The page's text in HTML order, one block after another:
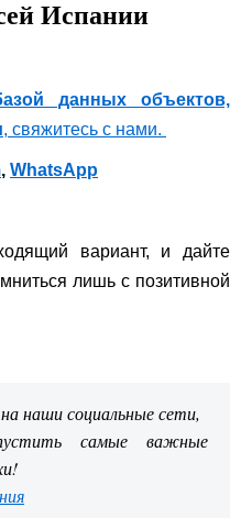
Испании
данных объектов,
, свяжитесь с нами.
, WhatsApp
вариант, и дайте
лишь с позитивной
наши социальные сети,
самые важные